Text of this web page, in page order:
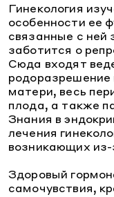
Психология
Массаж
У вас
Психология
Массаж
Гинекология
особенности ее
связанные с ней
заботится о
Сюда входят
родоразрешение
матери, весь
плода, а также
Знания в
лечения
возникающих из-
Здоровый
самочувствия,